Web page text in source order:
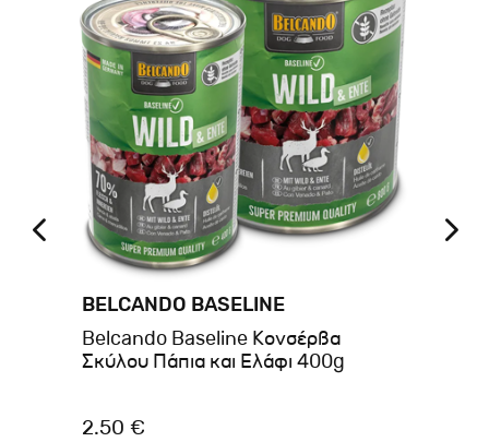
BELCANDO BASELINE
Belcando Baseline Κονσέρβα
Σκύλου Πάπια και Ελάφι 400g
2.50 €